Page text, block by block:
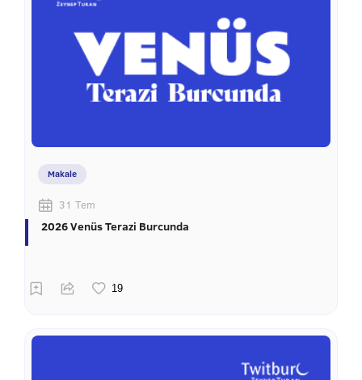
Makale
31 Tem
2026 Venüs Terazi Burcunda